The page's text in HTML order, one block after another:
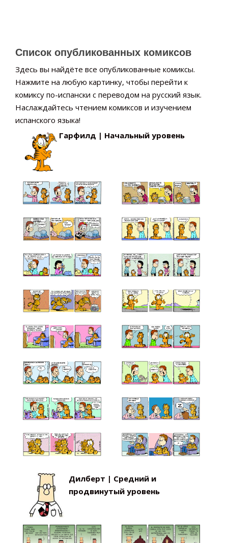
Список опубликованных комиксов
Здесь вы найдёте все опубликованные комиксы.
Нажмите на любую картинку, чтобы перейти к
комиксу по-испански с переводом на русский язык.
Наслаждайтесь чтением комиксов и изучением
испанского языка!
Гарфилд | Начальный уровень
Дилберт | Средний и
продвинутый уровень